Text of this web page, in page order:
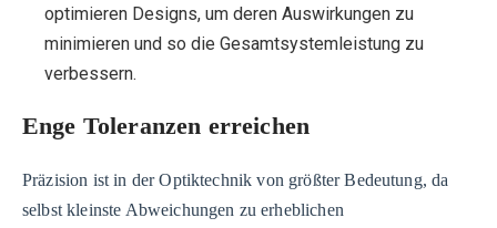
optimieren Designs, um deren Auswirkungen zu
minimieren und so die Gesamtsystemleistung zu
verbessern.
Enge Toleranzen erreichen
Präzision ist in der Optiktechnik von größter Bedeutung, da
selbst kleinste Abweichungen zu erheblichen